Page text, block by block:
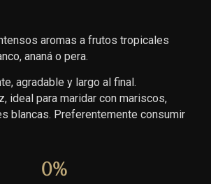
aromas a frutos tropicales
ananá o pera.
agradable y largo al final.
ideal para maridar con mariscos,
blancas. Preferentemente consumir
0%